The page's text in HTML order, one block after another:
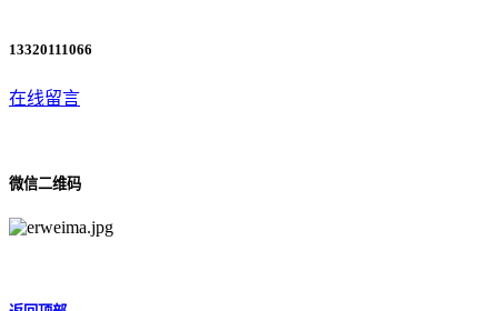
13320111066
在线留言
微信二维码